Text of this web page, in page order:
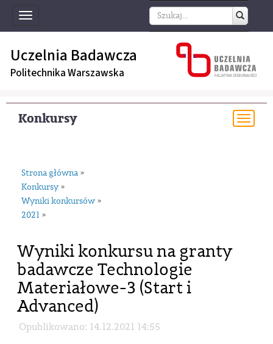
Toggle
navigation
Uczelnia Badawcza
Politechnika Warszawska
Konkursy
Strona główna »
Konkursy »
Wyniki konkursów »
2021 »
Wyniki konkursu na granty
badawcze Technologie
Materiałowe-3 (Start i
Advanced)
Opublikowano: 14.12.2021 14:55